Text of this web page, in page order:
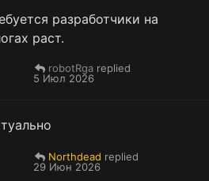
разработчики на
раст.
5 Июл 2026
robotRga
29 Июн 2026
Northdead